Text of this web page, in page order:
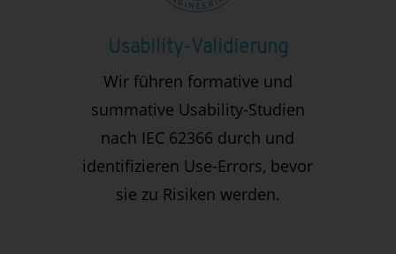
Usability-Validierung
Wir führen formative und
summative Usability-Studien
nach IEC 62366 durch und
identifizieren Use-Errors, bevor
sie zu Risiken werden.